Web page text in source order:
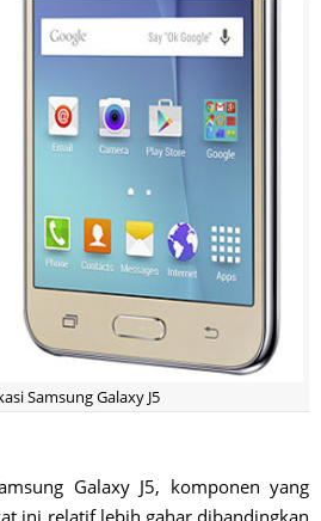
Samsung Galaxy J5
Galaxy J5, komponen yang
ini relatif lebih gahar dibandingkan